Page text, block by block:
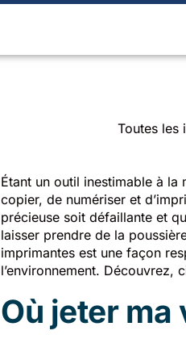
Toutes les
Étant un outil inestimable à
copier, de numériser et
précieuse soit défaillante et
laisser prendre de la
imprimantes est une façon
l’environnement. Découvrez,
Où jeter